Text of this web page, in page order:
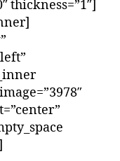
thickness=”1″]